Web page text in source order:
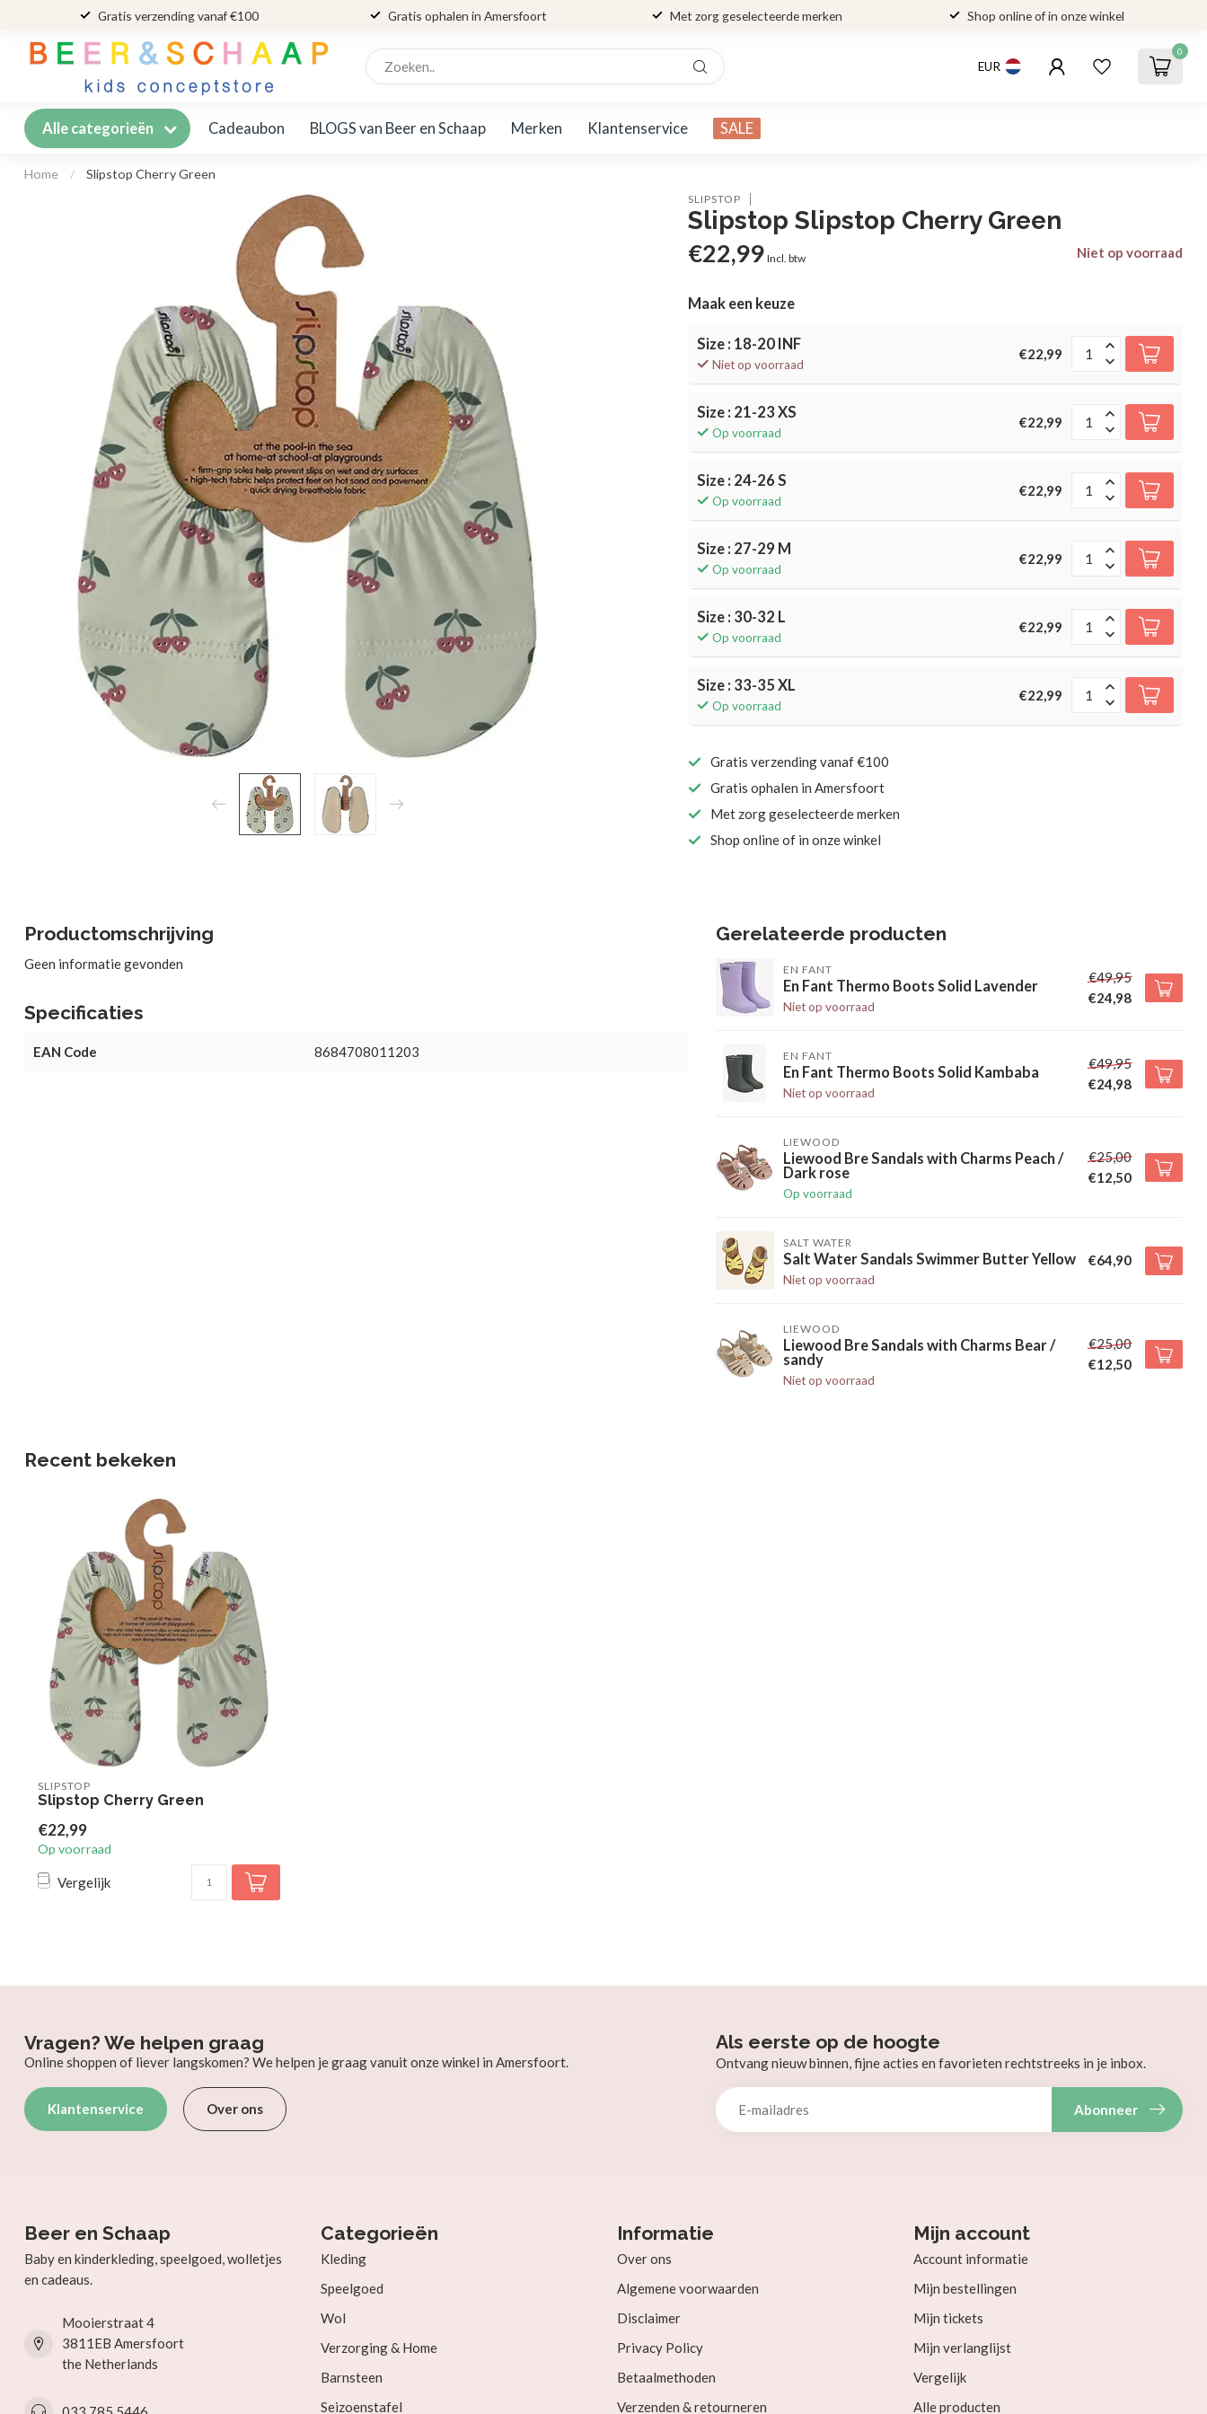
Gratis verzending vanaf €100 Gratis ophalen in Amersfoort Met zorg geselecteerde merken Shop online of in onze winkel
EUR
0
Alle categorieën Cadeaubon BLOGS van Beer en Schaap Merken Klantenservice SALE
Home / Slipstop Cherry Green
SLIPSTOP
Slipstop Slipstop Cherry Green
€22,99 Incl. btw Niet op voorraad
Maak een keuze
Size : 18-20 INF
Niet op voorraad
€22,99
Size : 21-23 XS
Op voorraad
€22,99
Size : 24-26 S
Op voorraad
€22,99
Size : 27-29 M
Op voorraad
€22,99
Size : 30-32 L
Op voorraad
€22,99
Size : 33-35 XL
Op voorraad
€22,99
Gratis verzending vanaf €100
Gratis ophalen in Amersfoort
Met zorg geselecteerde merken
Shop online of in onze winkel
Productomschrijving
Geen informatie gevonden
Specificaties
EAN Code 8684708011203
Gerelateerde producten
EN FANT
En Fant Thermo Boots Solid Lavender
Niet op voorraad
€49,95
€24,98
EN FANT
En Fant Thermo Boots Solid Kambaba
Niet op voorraad
€49,95
€24,98
LIEWOOD
Liewood Bre Sandals with Charms Peach /
Dark rose
Op voorraad
€25,00
€12,50
SALT WATER
Salt Water Sandals Swimmer Butter Yellow
Niet op voorraad
€64,90
LIEWOOD
Liewood Bre Sandals with Charms Bear /
sandy
Niet op voorraad
€25,00
€12,50
Recent bekeken
SLIPSTOP
Slipstop Cherry Green
€22,99
Op voorraad
Vergelijk
Vragen? We helpen graag
Online shoppen of liever langskomen? We helpen je graag vanuit onze winkel in Amersfoort.
Klantenservice Over ons
Als eerste op de hoogte
Ontvang nieuw binnen, fijne acties en favorieten rechtstreeks in je inbox.
Abonneer
Beer en Schaap
Baby en kinderkleding, speelgoed, wolletjes
en cadeaus.
Mooierstraat 4
3811EB Amersfoort
the Netherlands
Categorieën
Kleding
Speelgoed
Wol
Verzorging & Home
Barnsteen
Seizoenstafel
Informatie
Over ons
Algemene voorwaarden
Disclaimer
Privacy Policy
Betaalmethoden
Verzenden & retourneren
Mijn account
Account informatie
Mijn bestellingen
Mijn tickets
Mijn verlanglijst
Vergelijk
Alle producten